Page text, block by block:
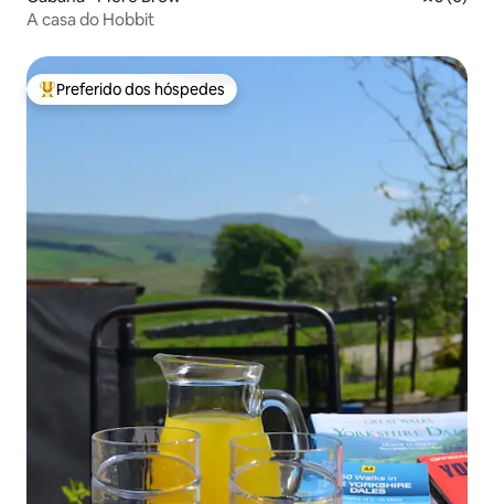
A casa do Hobbit
Entre os melhores preferidos dos hóspedes
Preferido dos hóspedes